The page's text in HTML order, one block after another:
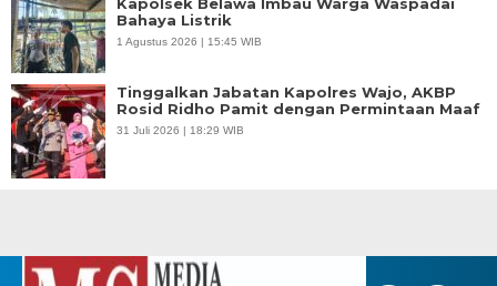
Bahaya Listrik
1 Agustus 2026 | 15:45 WIB
Tinggalkan Jabatan Kapolres Wajo, AKBP
Rosid Ridho Pamit dengan Permintaan Maaf
31 Juli 2026 | 18:29 WIB